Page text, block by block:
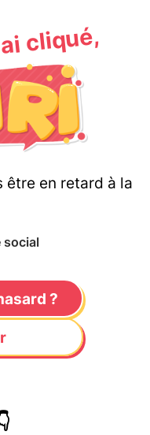
cliqué,
être en retard à la
social
?